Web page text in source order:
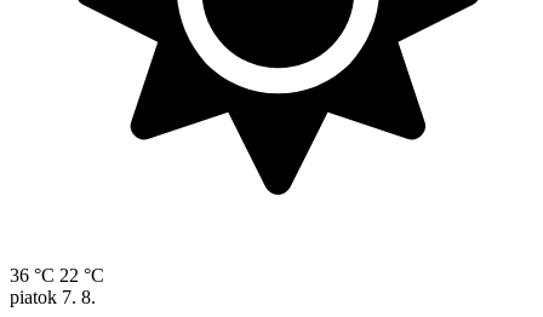
36 °C 22 °C
piatok 7. 8.